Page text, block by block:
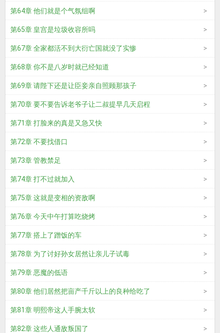
第64章 他们就是个气氛组啊
第65章 皇宫是垃圾收容所吗
第67章 全家都活不到大衍亡国就没了实惨
第68章 你不是八岁时就已经知道
第69章 请陛下还是让臣妾亲自照顾那孩子
第70章 要不要告诉老爷子让二叔提早几天启程
第71章 打脸来的真是又急又快
第72章 不要找借口
第73章 管教禁足
第74章 打不过就加入
第75章 这就是变相的资敌啊
第76章 今天中午打算吃烧烤
第77章 搭上了蹭饭的车
第78章 为了讨好孙女居然让亲儿子试毒
第79章 恶魔的低语
第80章 他们居然把亩产千斤以上的良种给吃了
第81章 明熙帝这人手腕太软
第82章 这些人通敌叛国了